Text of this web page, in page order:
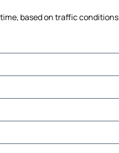
based on traffic conditions